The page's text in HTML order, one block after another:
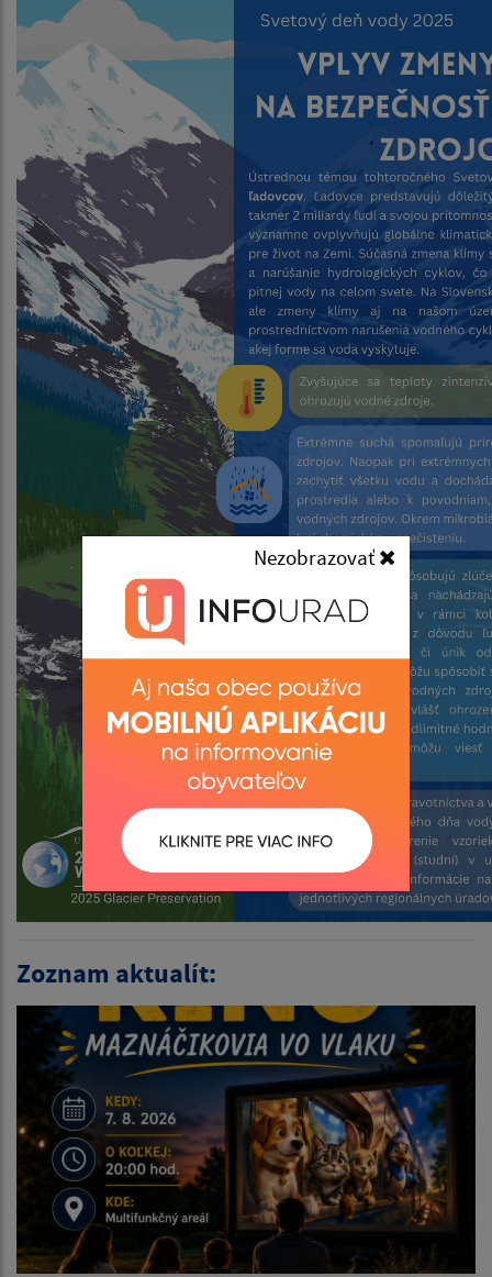
Nezobrazovať
Zoznam aktualít: